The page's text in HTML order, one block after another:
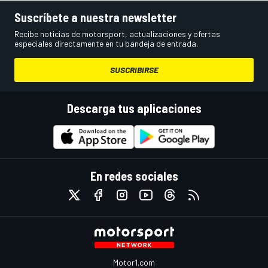
Suscríbete a nuestra newsletter
Recibe noticias de motorsport, actualizaciones y ofertas
especiales directamente en tu bandeja de entrada.
SUSCRIBIRSE
Descarga tus aplicaciones
En redes sociales
Motor1.com